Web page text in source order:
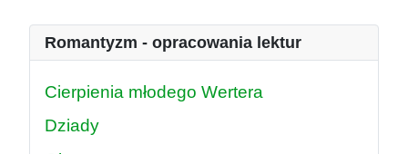
Romantyzm - opracowania lektur
Cierpienia młodego Wertera
Dziady